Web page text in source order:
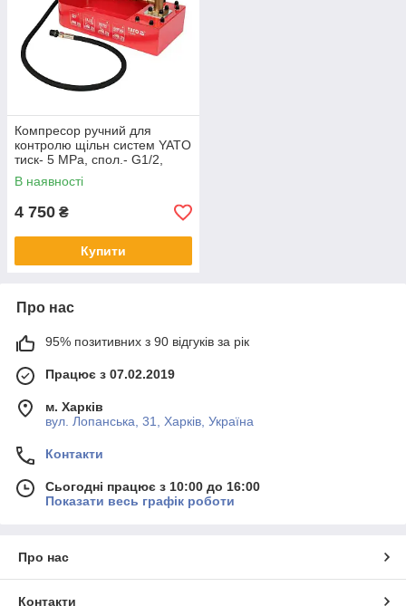
Компресор ручний для
контролю щільн систем YATO
тиск- 5 MPa, спол.- G1/2,
ємність- 7л, шланг- 140см
В наявності
4 750 ₴
Купити
Про нас
95% позитивних з 90 відгуків за рік
Працює з 07.02.2019
м. Харків
вул. Лопанська, 31, Харків, Україна
Контакти
Сьогодні працює з 10:00 до 16:00
Показати весь графік роботи
Про нас
Контакти